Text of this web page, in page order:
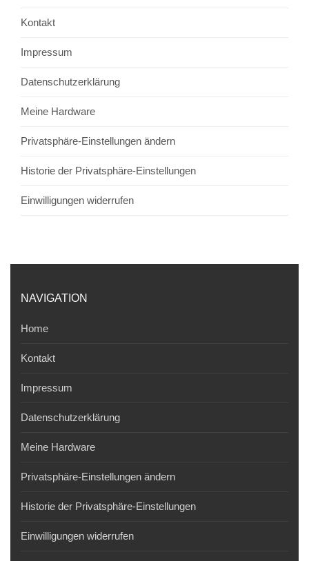
Kontakt
Impressum
Datenschutzerklärung
Meine Hardware
Privatsphäre-Einstellungen ändern
Historie der Privatsphäre-Einstellungen
Einwilligungen widerrufen
NAVIGATION
Home
Kontakt
Impressum
Datenschutzerklärung
Meine Hardware
Privatsphäre-Einstellungen ändern
Historie der Privatsphäre-Einstellungen
Einwilligungen widerrufen